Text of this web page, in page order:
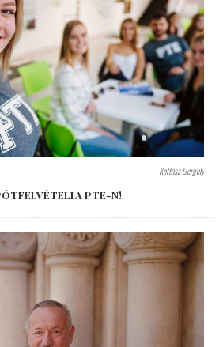
Kottász Gergely
A PTE-N!